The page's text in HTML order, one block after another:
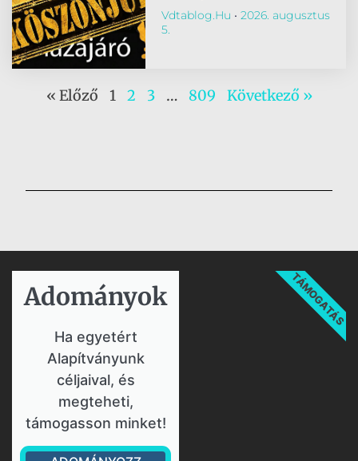
Vdtablog.hu
2026. augusztus
5.
« Előző 1 2 3 … 809 Következő »
Adományok​
Ha egyetért
Alapítványunk
céljaival, és
megteheti,
támogasson minket!
TÁMOGATÁS